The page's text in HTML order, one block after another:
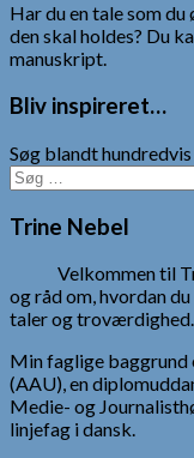
Har du en tale som
den skal holdes? Du
manuskript.
Bliv inspireret…
Søg blandt
Søg
efter:
Trine Nebel
Velkommen til
og råd om, hvordan
taler og troværdighed.
Min faglige
(AAU), en
Medie- og
linjefag i dansk.